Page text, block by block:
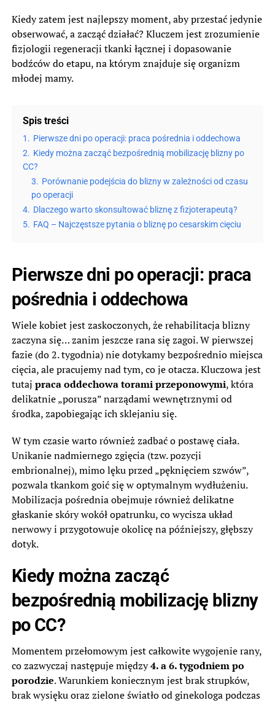
Kiedy zatem jest najlepszy moment, aby przestać jedynie
obserwować, a zacząć działać? Kluczem jest zrozumienie
fizjologii regeneracji tkanki łącznej i dopasowanie
bodźców do etapu, na którym znajduje się organizm
młodej mamy.
Spis treści
1. Pierwsze dni po operacji: praca pośrednia i oddechowa
2. Kiedy można zacząć bezpośrednią mobilizację blizny po
CC?
3. Porównanie podejścia do blizny w zależności od czasu
po operacji
4. Dlaczego warto skonsultować bliznę z fizjoterapeutą?
5. FAQ – Najczęstsze pytania o bliznę po cesarskim cięciu
Pierwsze dni po operacji: praca
pośrednia i oddechowa
Wiele kobiet jest zaskoczonych, że rehabilitacja blizny
zaczyna się… zanim jeszcze rana się zagoi. W pierwszej
fazie (do 2. tygodnia) nie dotykamy bezpośrednio miejsca
cięcia, ale pracujemy nad tym, co je otacza. Kluczowa jest
tutaj praca oddechowa torami przeponowymi, która
delikatnie „porusza” narządami wewnętrznymi od
środka, zapobiegając ich sklejaniu się.
W tym czasie warto również zadbać o postawę ciała.
Unikanie nadmiernego zgięcia (tzw. pozycji
embrionalnej), mimo lęku przed „pęknięciem szwów”,
pozwala tkankom goić się w optymalnym wydłużeniu.
Mobilizacja pośrednia obejmuje również delikatne
głaskanie skóry wokół opatrunku, co wycisza układ
nerwowy i przygotowuje okolicę na późniejszy, głębszy
dotyk.
Kiedy można zacząć
bezpośrednią mobilizację blizny
po CC?
Momentem przełomowym jest całkowite wygojenie rany,
co zazwyczaj następuje między4. a 6. tygodniem po
porodzie. Warunkiem koniecznym jest brak strupków,
brak wysięku oraz zielone światło od ginekologa podczas